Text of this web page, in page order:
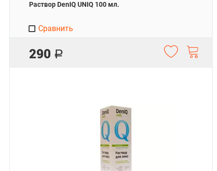
Раствор DenIQ UNIQ 100 мл.
290 Р
Сравнить